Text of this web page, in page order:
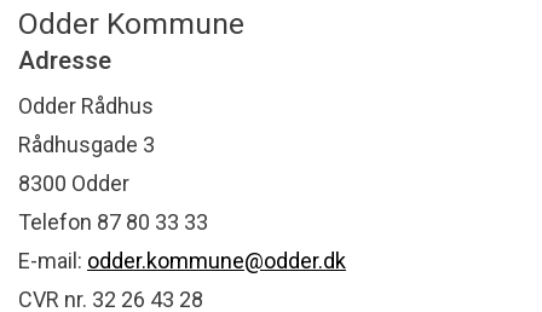
Odder Kommune
Adresse
Odder Rådhus
Rådhusgade 3
8300 Odder
Telefon 87 80 33 33
E-mail: odder.kommune@odder.dk
CVR nr. 32 26 43 28